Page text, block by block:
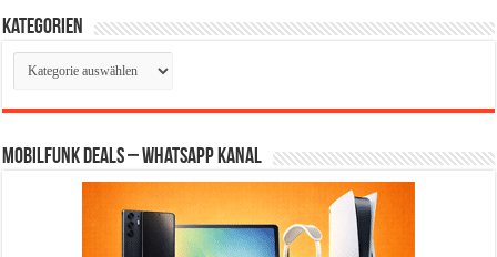
Kategorien
Kategorien
Mobilfunk Deals – WhatsApp Kanal